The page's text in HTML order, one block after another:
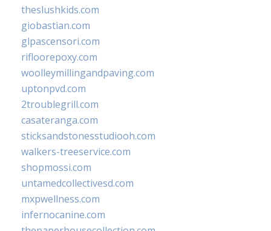
theslushkids.com
giobastian.com
glpascensori.com
rifloorepoxy.com
woolleymillingandpaving.com
uptonpvd.com
2troublegrill.com
casateranga.com
sticksandstonesstudiooh.com
walkers-treeservice.com
shopmossi.com
untamedcollectivesd.com
mxpwellness.com
infernocanine.com